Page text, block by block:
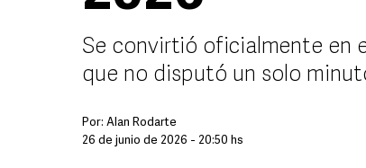
Se convirtió oficialmente en
que no disputó un solo
Por: Alan Rodarte
26 de junio de 2026 - 20:50 hs